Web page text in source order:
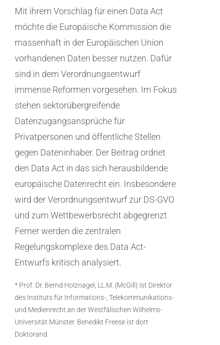
Mit ihrem Vorschlag für einen Data Act
möchte die Europäische Kommission die
massenhaft in der Europäischen Union
vorhandenen Daten besser nutzen. Dafür
sind in dem Verordnungsentwurf
immense Reformen vorgesehen. Im Fokus
stehen sektorübergreifende
Datenzugangsansprüche für
Privatpersonen und öffentliche Stellen
gegen Dateninhaber. Der Beitrag ordnet
den Data Act in das sich herausbildende
europäische Datenrecht ein. Insbesondere
wird der Verordnungsentwurf zur DS-GVO
und zum Wettbewerbsrecht abgegrenzt.
Ferner werden die zentralen
Regelungskomplexe des Data Act-
Entwurfs kritisch analysiert.
* Prof. Dr. Bernd Holznagel, LL.M. (McGill) ist Direktor
des Instituts für Informations-, Telekommunikations-
und Medienrecht an der Westfälischen Wilhelms-
Universität Münster. Benedikt Freese ist dort
Doktorand.